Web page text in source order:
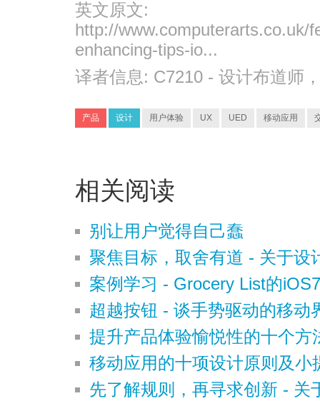
英文原文:
http://www.computerarts.co.uk/
enhancing-tips-io...
译者信息: C7210 - 设计布道师
产品 设计 用户体验 UX UED 移动应用
相关阅读
别让用户觉得自己蠢
聚焦目标，取舍有道 - 关于设
案例学习 - Grocery List的
超越按钮 - 谈手势驱动的移动
提升产品体验愉悦性的十个方
移动应用的十项设计原则及小
先了解规则，再寻求创新 - 关